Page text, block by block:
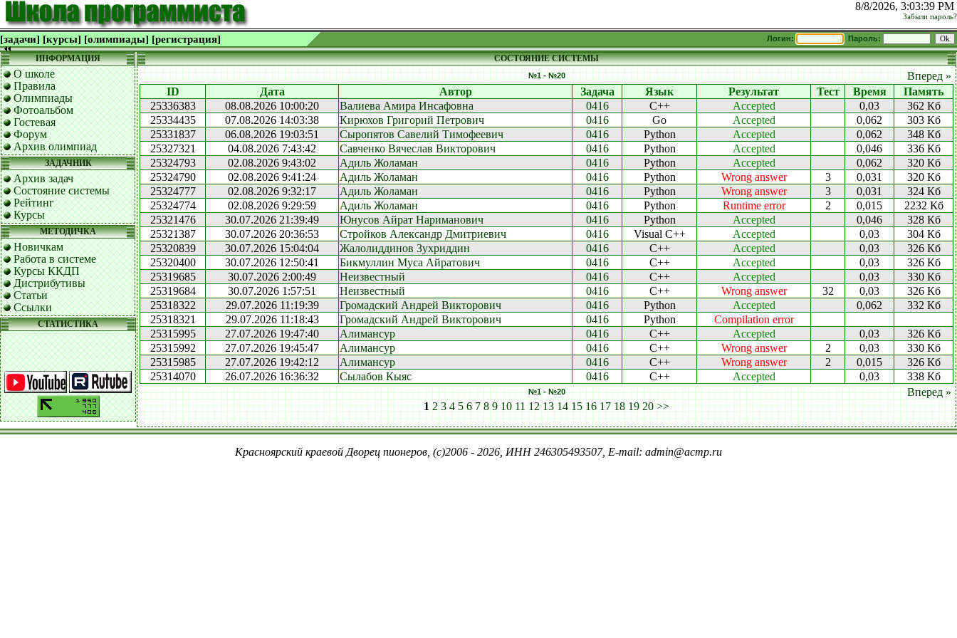
8/8/2026, 3:03:39 PM
Забыли пароль?
[задачи] [курсы] [олимпиады] [регистрация] Логин: Пароль:
ИНФОРМАЦИЯ
О школе
Правила
Олимпиады
Фотоальбом
Гостевая
Форум
Архив олимпиад
ЗАДАЧНИК
Архив задач
Состояние системы
Рейтинг
Курсы
МЕТОДИЧКА
Новичкам
Работа в системе
Курсы ККДП
Дистрибутивы
Статьи
Ссылки
СТАТИСТИКА
СОСТОЯНИЕ СИСТЕМЫ
№1 - №20
Вперед »
ID
Дата Автор Задача Язык Результат Тест Время
Память
25336383
08.08.2026 10:00:20 Валиева Амира Инсафовна 0416 C++ Accepted 0,03
362 Кб
25334435
07.08.2026 14:03:38 Кирюхов Григорий Петрович 0416 Go Accepted 0,062
303 Кб
25331837
06.08.2026 19:03:51 Сыропятов Савелий Тимофеевич 0416 Python Accepted 0,062
348 Кб
25327321
04.08.2026 7:43:42 Савченко Вячеслав Викторович 0416 Python Accepted 0,046
336 Кб
25324793
02.08.2026 9:43:02 Адиль Жоламан 0416 Python Accepted 0,062
320 Кб
25324790
02.08.2026 9:41:24 Адиль Жоламан 0416 Python Wrong answer 3 0,031
320 Кб
25324777
02.08.2026 9:32:17 Адиль Жоламан 0416 Python Wrong answer 3 0,031
324 Кб
25324774
02.08.2026 9:29:59 Адиль Жоламан 0416 Python Runtime error 2 0,015
2232 Кб
25321476
30.07.2026 21:39:49 Юнусов Айрат Нариманович 0416 Python Accepted 0,046
328 Кб
25321387
30.07.2026 20:36:53 Стройков Александр Дмитриевич 0416 Visual C++ Accepted 0,03
304 Кб
25320839
30.07.2026 15:04:04 Жалолиддинов Зухриддин 0416 C++ Accepted 0,03
326 Кб
25320400
30.07.2026 12:50:41 Бикмуллин Муса Айратович 0416 C++ Accepted 0,03
326 Кб
25319685
30.07.2026 2:00:49 Неизвестный 0416 C++ Accepted 0,03
330 Кб
25319684
30.07.2026 1:57:51 Неизвестный 0416 C++ Wrong answer 32 0,03
326 Кб
25318322
29.07.2026 11:19:39 Громадский Андрей Викторович 0416 Python Accepted 0,062
332 Кб
25318321
29.07.2026 11:18:43 Громадский Андрей Викторович 0416 Python
Compilation error
25315995
27.07.2026 19:47:40 Алимансур 0416 C++ Accepted 0,03
326 Кб
25315992
27.07.2026 19:45:47 Алимансур 0416 C++ Wrong answer 2 0,03
330 Кб
25315985
27.07.2026 19:42:12 Алимансур 0416 C++ Wrong answer 2 0,015
326 Кб
25314070
26.07.2026 16:36:32 Сылабов Кыяс 0416 C++ Accepted 0,03 338 Кб
№1 - №20
Вперед »
1 2 3 4 5 6 7 8 9 10 11 12 13 14 15 16 17 18 19 20 >>
Красноярский краевой Дворец пионеров, (c)2006 - 2026, ИНН 246305493507, E-mail: admin@acmp.ru